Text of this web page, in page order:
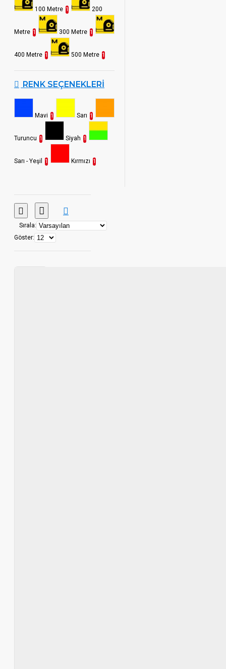
100 Metre 1 200
Metre 1 300 Metre 1
400 Metre 1 500 Metre 1
RENK SEÇENEKLERI
Mavi 1 Sarı 1
Turuncu 1 Siyah 1
Sarı - Yeşil 1 Kırmızı 1
Sırala:
Göster: